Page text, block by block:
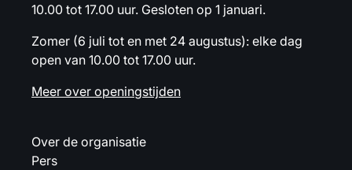
10.00 tot 17.00 uur. Gesloten op 1 januari.
Zomer (6 juli tot en met 24 augustus): elke dag
open van 10.00 tot 17.00 uur.
Meer over openingstijden
Over de organisatie
Pers